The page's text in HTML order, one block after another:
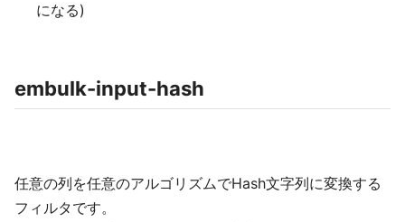
になる)
embulk-input-hash
任意の列を任意のアルゴリズムでHash文字列に変換する
フィルタです。